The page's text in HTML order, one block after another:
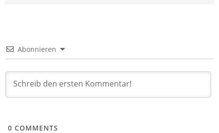
Abonnieren
0 COMMENTS